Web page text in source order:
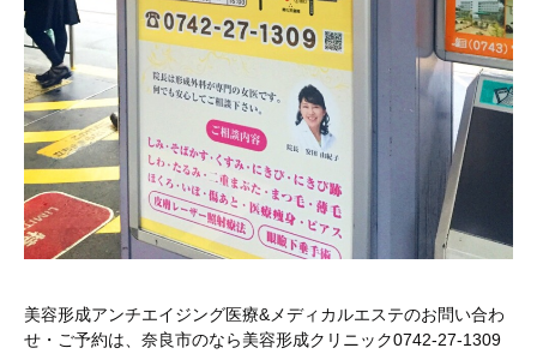
美容形成アンチエイジング医療&メディカルエステのお問い合わ
せ・ご予約は、奈良市のなら美容形成クリニック0742-27-1309